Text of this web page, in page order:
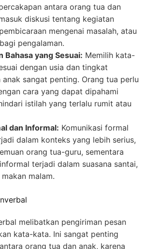
antara orang tua dan
diskusi tentang kegiatan
mengenai masalah, atau
pengalaman.
Bahasa yang Sesuai: Memilih kata-
dengan usia dan tingkat
anak sangat penting. Orang tua perlu
cara yang dapat dipahami
istilah yang terlalu rumit atau
dan Informal: Komunikasi formal
dalam konteks yang lebih serius,
orang tua-guru, sementara
terjadi dalam suasana santai,
malam.
melibatkan pengiriman pesan
kata-kata. Ini sangat penting
orang tua dan anak, karena